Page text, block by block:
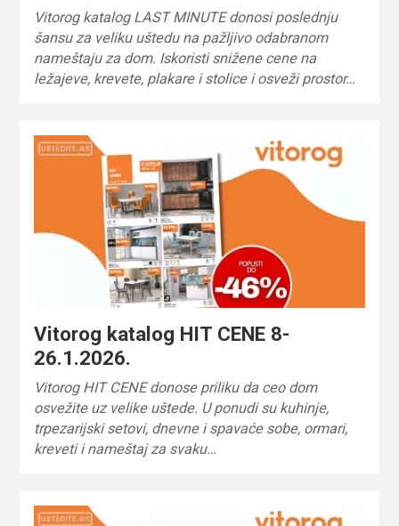
Vitorog katalog LAST MINUTE donosi poslednju
šansu za veliku uštedu na pažljivo odabranom
nameštaju za dom. Iskoristi snižene cene na
ležajeve, krevete, plakare i stolice i osveži prostor…
Vitorog katalog HIT CENE 8-
26.1.2026.
Vitorog HIT CENE donose priliku da ceo dom
osvežite uz velike uštede. U ponudi su kuhinje,
trpezarijski setovi, dnevne i spavaće sobe, ormari,
kreveti i nameštaj za svaku…